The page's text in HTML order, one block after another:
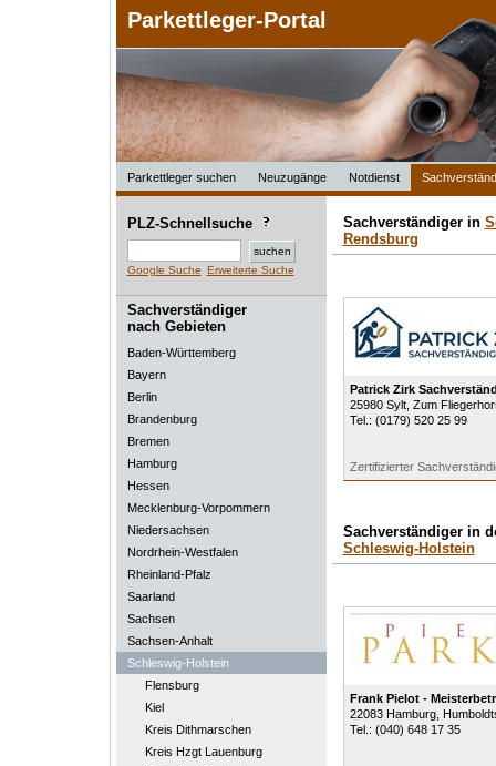
Parkettleger-Portal
Parkettleger suchen Neuzugänge Notdienst
PLZ-Schnellsuche
Google Suche Erweiterte Suche
Sachverständiger
nach Gebieten
Baden-Württemberg
Bayern
Berlin
Brandenburg
Bremen
Hamburg
Hessen
Mecklenburg-Vorpommern
Niedersachsen
Nordrhein-Westfalen
Rheinland-Pfalz
Saarland
Sachsen
Sachsen-Anhalt
Schleswig-Holstein
Flensburg
Kiel
Kreis Dithmarschen
Kreis Hzgt Lauenburg
Sachverständiger in
Rendsburg
Patrick Zirk
25980 Sylt, Zum
Tel.: (0179) 520 25 99
Zertifizierter
Sachverständiger in
Schleswig-Holstein
Frank Pielot -
22083 Hamburg,
Tel.: (040) 648 17 35